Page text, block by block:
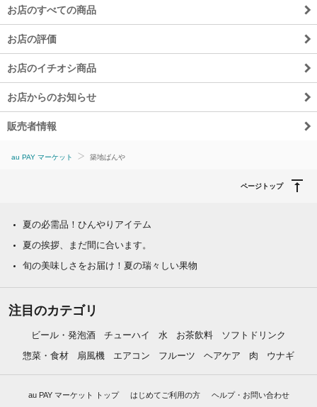
お店のすべての商品
お店の評価
お店のイチオシ商品
お店からのお知らせ
販売者情報
au PAY マーケット 築地ばんや
ページトップ
夏の必需品！ひんやりアイテム
夏の挨拶、まだ間に合います。
旬の美味しさをお届け！夏の瑞々しい果物
注目のカテゴリ
ビール・発泡酒 チューハイ 水 お茶飲料
ソフトドリンク
惣菜・食材
扇風機 エアコン フルーツ ヘアケア 肉 ウナギ
au PAY マーケット トップ はじめてご利用の方 ヘルプ・お問い合わせ